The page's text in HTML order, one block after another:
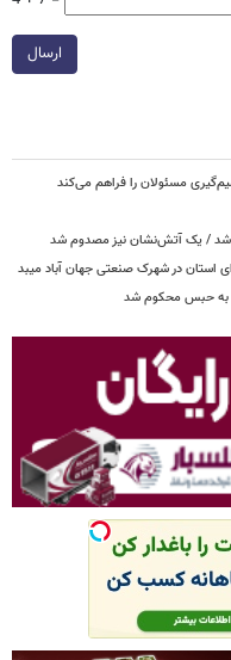
ارسال
مسئولان را فراهم می‌کند
استان در شهرک صنعتی جهان آباد میبد
به حبس محکوم شد